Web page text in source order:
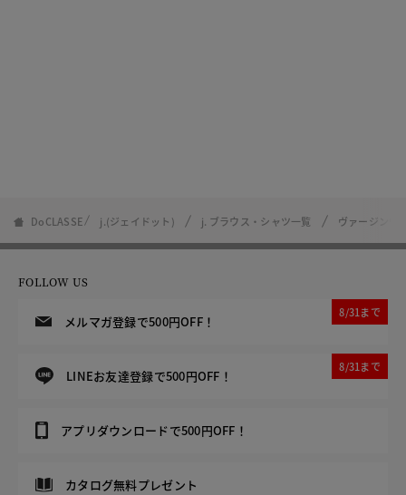
DoCLASSE j.(ジェイドット) j. ブラウス・シャツ一覧 ヴァージンウ
FOLLOW US
メルマガ登録で500円OFF！
8/31まで
LINEお友達登録で500円OFF！
8/31まで
アプリダウンロードで500円OFF！
カタログ無料プレゼント